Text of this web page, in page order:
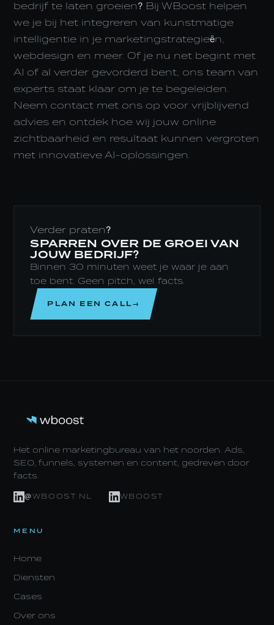
bedrijf te laten groeien? Bij WBoost helpen
we je bij het integreren van kunstmatige
intelligentie in je marketingstrategieën,
webdesign en meer. Of je nu net begint met
AI of al verder gevorderd bent, ons team van
experts staat klaar om je te begeleiden.
Neem contact met ons op voor vrijblijvend
advies en ontdek hoe wij jouw online
zichtbaarheid en resultaat kunnen vergroten
met innovatieve AI-oplossingen.
Verder praten?
SPARREN OVER DE GROEI VAN
JOUW BEDRIJF?
Binnen 30 minuten weet je waar je aan
toe bent. Geen pitch, wel facts.
PLAN EEN CALL→
Het online marketingbureau van het noorden. Ads,
SEO, funnels, systemen en content, gedreven door
facts.
@WBOOST.NL WBOOST
MENU
Home
Diensten
Cases
Over ons